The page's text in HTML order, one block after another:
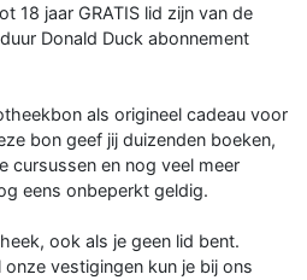
18 jaar GRATIS lid zijn van de
Donald Duck abonnement
als origineel cadeau voor
bon geef jij duizenden boeken,
cursussen en nog veel meer
eens onbeperkt geldig.
ook als je geen lid bent.
vestigingen kun je bij ons